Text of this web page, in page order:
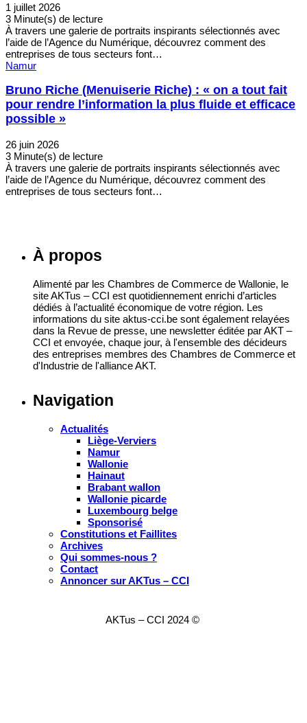
1 juillet 2026
3 Minute(s) de lecture
À travers une galerie de portraits inspirants sélectionnés avec
l’aide de l’Agence du Numérique, découvrez comment des
entreprises de tous secteurs font…
Namur
Bruno Riche (Menuiserie Riche) : « on a tout fait
pour rendre l’information la plus fluide et efficace
possible »
26 juin 2026
3 Minute(s) de lecture
À travers une galerie de portraits inspirants sélectionnés avec
l’aide de l’Agence du Numérique, découvrez comment des
entreprises de tous secteurs font…
À propos
Alimenté par les Chambres de Commerce de Wallonie, le
site AKTus – CCI est quotidiennement enrichi d’articles
dédiés à l’actualité économique de votre région. Les
informations du site aktus-cci.be sont également relayées
dans la Revue de presse, une newsletter éditée par AKT –
CCI et envoyée, chaque jour, à l'ensemble des décideurs
des entreprises membres des Chambres de Commerce et
d'Industrie de l'alliance AKT.
Navigation
Actualités
Liège-Verviers
Namur
Wallonie
Hainaut
Brabant wallon
Wallonie picarde
Luxembourg belge
Sponsorisé
Constitutions et Faillites
Archives
Qui sommes-nous ?
Contact
Annoncer sur AKTus – CCI
AKTus – CCI 2024 ©